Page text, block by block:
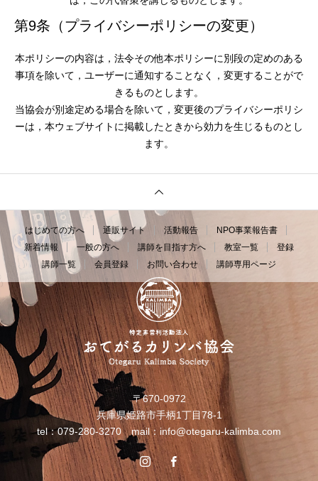
第9条（プライバシーポリシーの変更）
本ポリシーの内容は，法令その他本ポリシーに別段の定めのある
事項を除いて，ユーザーに通知することなく，変更することがで
きるものとします。
当協会が別途定める場合を除いて，変更後のプライバシーポリシ
ーは，本ウェブサイトに掲載したときから効力を生じるものとし
ます。
〒670-0972
兵庫県姫路市手柄1丁目78-1
tel：079-280-3270 mail： info@otegaru-kalimba.com
はじめての方へ 通販サイト 活動報告
NPO事業報告書
新着情報
一般の方へ 講師を目指す方へ 教室一覧
登録
講師一覧
会員登録 お問い合わせ 講師専用ページ